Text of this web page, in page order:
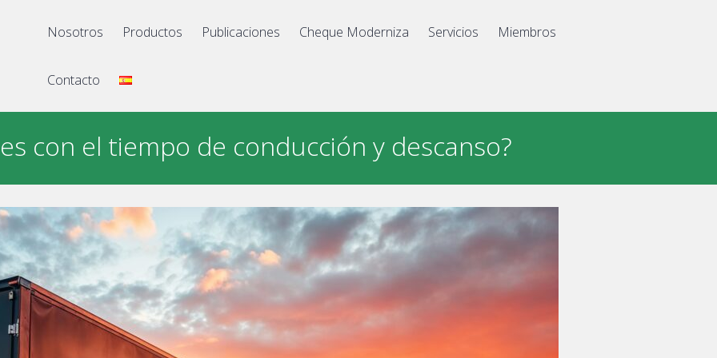
Nosotros Productos Publicaciones Cheque Moderniza Servicios Miembros
Contacto
con el tiempo de conducción y descanso?